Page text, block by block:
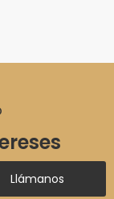
Llámanos